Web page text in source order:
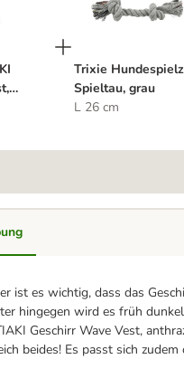
Trixie
Spieltau, grau
L 26 cm
ist es wichtig, dass das
hingegen wird es früh
Geschirr Wave Vest,
beides! Es passt sich